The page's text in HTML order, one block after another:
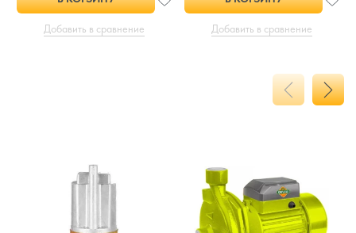
Добавить в сравнение Добавить в сравнение